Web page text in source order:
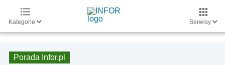
Kategorie Serwisy
Porada Infor.pl